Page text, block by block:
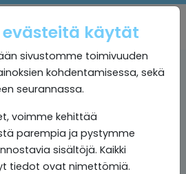
käytät
sivustomme toimivuuden
kohdentamisessa, sekä
seurannassa.
voimme kehittää
parempia ja pystymme
sisältöjä. Kaikki
tiedot ovat nimettömiä.